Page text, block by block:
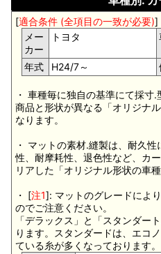
[適合条件 (全項目の一致が必要)]
メー
カー
トヨタ
年式 H24/7～
・ 車種毎に独自の基準にて採寸
商品と形状が異なる「オリジナ
なります。
・ マットの素材.縫製は、耐久
性、耐摩耗性、退色性など、カ
リアした「オリジナル形状の車
・ [注1]: マットのグレードによ
のでご注意ください。
「デラックス」と「スタンダー
ります。スタンダードは、エコ
ている糸が多くなっております。